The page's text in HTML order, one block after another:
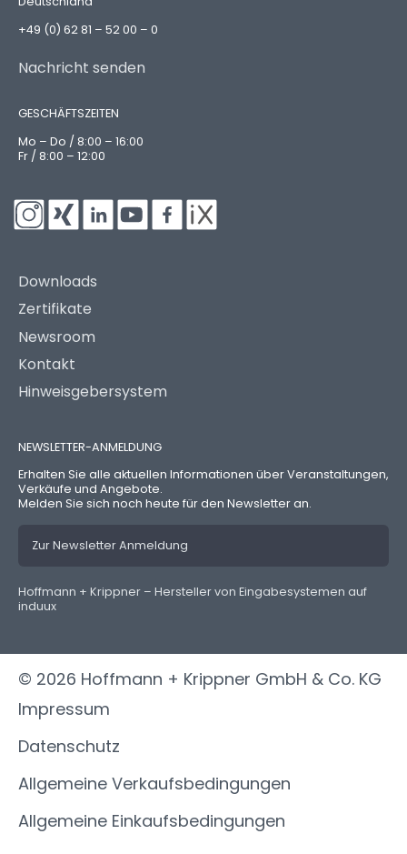
+49 (0) 62 81 – 52 00 – 0
Nachricht senden
GESCHÄFTSZEITEN
Mo – Do / 8:00 – 16:00
Fr / 8:00 – 12:00
Downloads
Zertifikate
Newsroom
Kontakt
Hinweisgebersystem
NEWSLETTER-ANMELDUNG
Erhalten Sie alle aktuellen Informationen über Veranstaltungen,
Verkäufe und Angebote.
Melden Sie sich noch heute für den Newsletter an.
Zur Newsletter Anmeldung
Hoffmann + Krippner – Hersteller von Eingabesystemen auf
induux
© 2026 Hoffmann + Krippner GmbH & Co. KG
Impressum
Datenschutz
Allgemeine Verkaufsbedingungen
Allgemeine Einkaufsbedingungen